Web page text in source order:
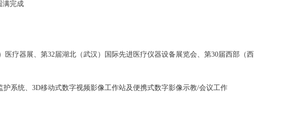
满完成
疗器展、第32届湖北（武汉）国际先进医疗仪器设备展览会、第30届西部（西
统、3D移动式数字视频影像工作站及便携式数字影像示教/会议工作